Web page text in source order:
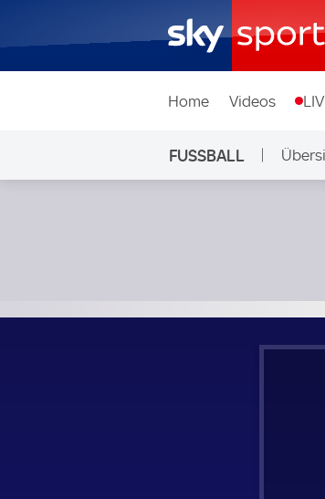
Home Videos
FUSSBALL